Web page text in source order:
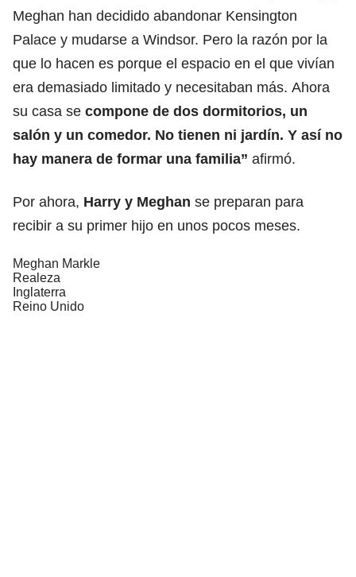
Meghan han decidido abandonar Kensington
Palace y mudarse a Windsor. Pero la razón por la
que lo hacen es porque el espacio en el que vivían
era demasiado limitado y necesitaban más. Ahora
su casa se compone de dos dormitorios, un
salón y un comedor. No tienen ni jardín. Y así no
hay manera de formar una familia” afirmó.
Por ahora, Harry y Meghan se preparan para
recibir a su primer hijo en unos pocos meses.
Meghan Markle
Realeza
Inglaterra
Reino Unido